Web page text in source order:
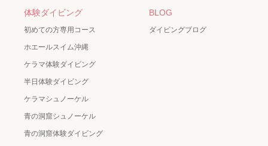
体験ダイビング
初めての方専用コース
ホエールスイム沖縄
ケラマ体験ダイビング
半日体験ダイビング
ケラマシュノーケル
青の洞窟シュノーケル
青の洞窟体験ダイビング
BLOG
ダイビングブログ